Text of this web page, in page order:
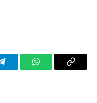
TelegramWhatsAppCopy